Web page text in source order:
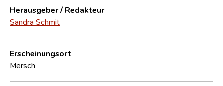
Herausgeber / Redakteur
Sandra Schmit
Erscheinungsort
Mersch